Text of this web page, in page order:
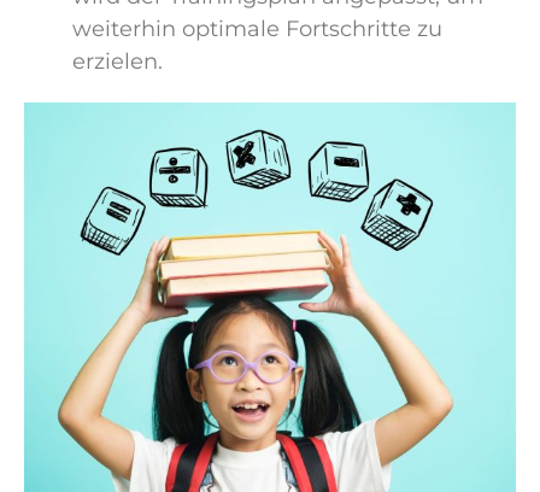
weiterhin optimale Fortschritte zu
erzielen.